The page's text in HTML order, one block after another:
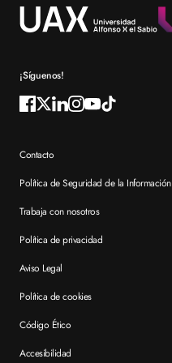
Reconocimientos
¡Síguenos!
Contacto
Política de Seguridad de la Información
Trabaja con nosotros
Política de privacidad
Aviso Legal
Política de cookies
Código Ético
Accesibilidad